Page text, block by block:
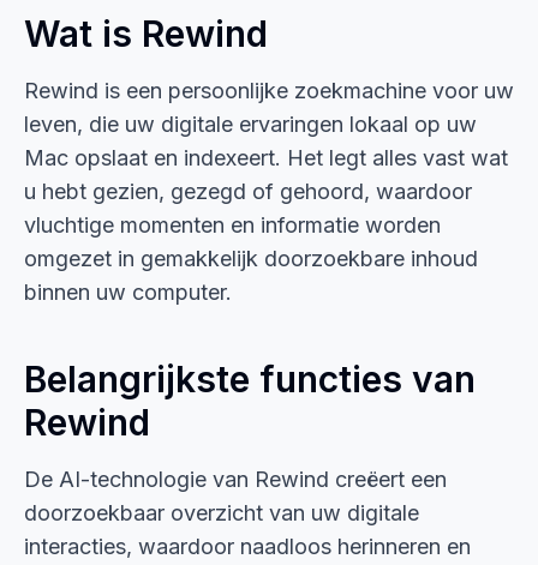
Wat is Rewind
Rewind is een persoonlijke zoekmachine voor uw
leven, die uw digitale ervaringen lokaal op uw
Mac opslaat en indexeert. Het legt alles vast wat
u hebt gezien, gezegd of gehoord, waardoor
vluchtige momenten en informatie worden
omgezet in gemakkelijk doorzoekbare inhoud
binnen uw computer.
Belangrijkste functies van
Rewind
De AI-technologie van Rewind creëert een
doorzoekbaar overzicht van uw digitale
interacties, waardoor naadloos herinneren en